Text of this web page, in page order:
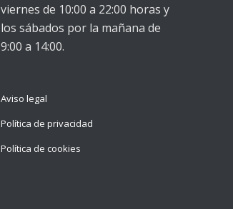
viernes de 10:00 a 22:00 horas y
los sábados por la mañana de
9:00 a 14:00.
Aviso legal
Política de privacidad
Política de cookies